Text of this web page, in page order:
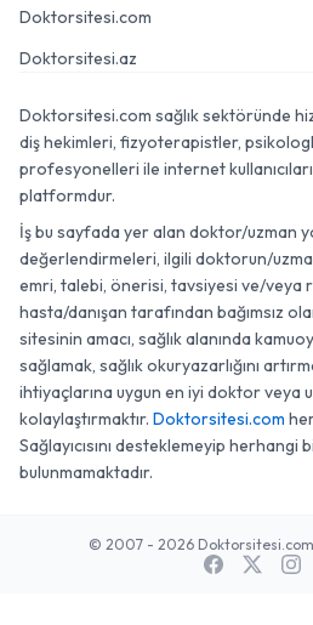
Doktorsitesi.com
Doktorsitesi.az
Doktorsitesi.com sağlık sektöründe
diş hekimleri, fizyoterapistler,
profesyonelleri ile internet
platformdur.
İş bu sayfada yer alan doktor/uzman
değerlendirmeleri, ilgili doktorun/
emri, talebi, önerisi, tavsiyesi ve/veya
hasta/danışan tarafından bağımsız
sitesinin amacı, sağlık alanında
sağlamak, sağlık okuryazarlığını
ihtiyaçlarına uygun en iyi doktor veya
kolaylaştırmaktır. Doktorsitesi.com
Sağlayıcısını desteklemeyip
bulunmamaktadır.
© 2007 - 2026 Doktorsitesi.com.